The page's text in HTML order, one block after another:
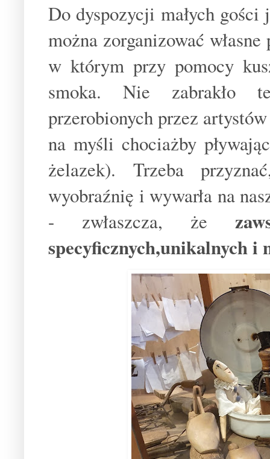
Do dyspozycji małych
można zorganizować
w którym przy pomocy
smoka. Nie zabrakło
przerobionych przez
na myśli chociażby
żelazek). Trzeba
wyobraźnię i wywarła na
- zwłaszcza, że
specyficznych,unikalnych i